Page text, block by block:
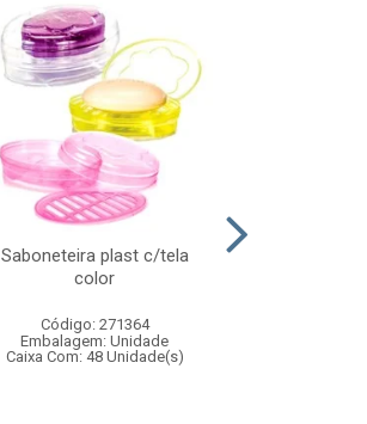
Saboneteira plast c/tela
color
Código: 271364
Embalagem: Unidade
Caixa Com: 48 Unidade(s)